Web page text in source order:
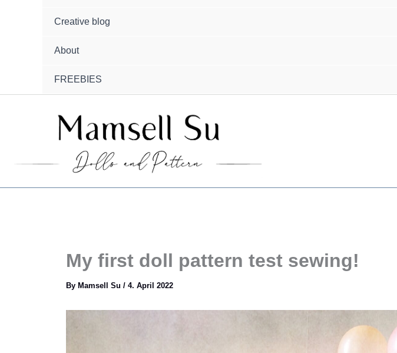
Creative blog
About
FREEBIES
My first doll pattern test sewing!
By Mamsell Su / 4. April 2022